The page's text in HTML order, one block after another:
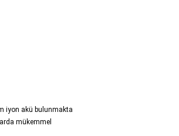
iyon akü bulunmakta
mükemmel